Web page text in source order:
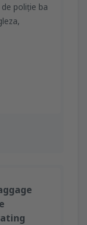
poliție ba